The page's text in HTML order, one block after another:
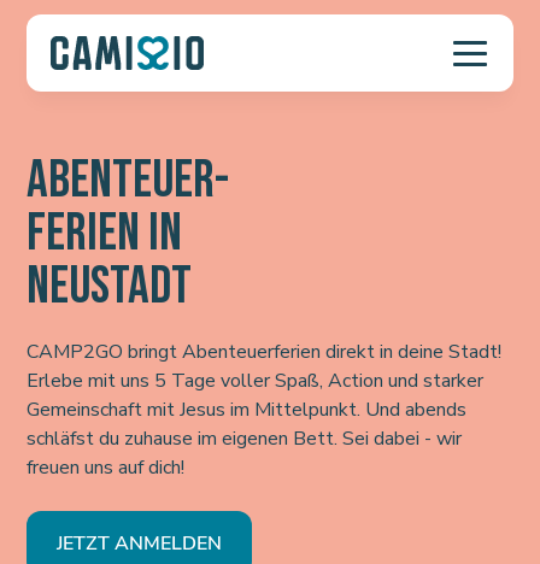
ABENTEUER-
FERIEN IN
NEUSTADT
CAMP2GO bringt Abenteuerferien direkt in deine Stadt!
Erlebe mit uns 5 Tage voller Spaß, Action und starker
Gemeinschaft mit Jesus im Mittelpunkt. Und abends
schläfst du zuhause im eigenen Bett. Sei dabei - wir
freuen uns auf dich!
JETZT ANMELDEN